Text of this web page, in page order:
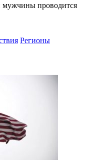
проводится
Регионы